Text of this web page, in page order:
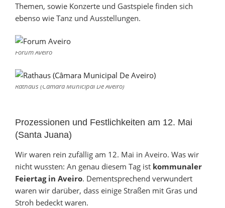
Themen, sowie Konzerte und Gastspiele finden sich
ebenso wie Tanz und Ausstellungen.
Forum Aveiro
Rathaus (Câmara Municipal De Aveiro)
Prozessionen und Festlichkeiten am 12. Mai
(Santa Juana)
Wir waren rein zufällig am 12. Mai in Aveiro. Was wir
nicht wussten: An genau diesem Tag ist kommunaler
Feiertag in Aveiro. Dementsprechend verwundert
waren wir darüber, dass einige Straßen mit Gras und
Stroh bedeckt waren.